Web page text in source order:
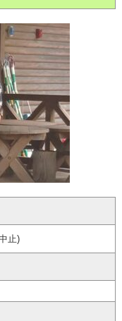
止)